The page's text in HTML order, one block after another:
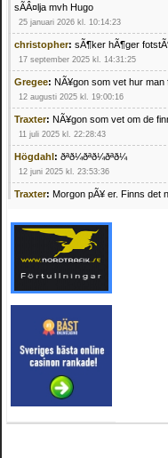
sÃÂ¤lja mvh Hugo
25 januari 2026 kl. 10:14:23
christopher: sÃ¶ker hÃ¶ger
17 september 2025 kl. 14:31:25
Gregee: NÃ¥gon som vet hur
12 augusti 2025 kl. 19:00:16
Traxter: NÃ¥gon som vet om de
11 juli 2025 kl. 22:28:43
Högdahl : ðªð¼ðªð¼ðªð¼
12 juni 2025 kl. 23:53:36
Traxter: Morgon pÃ¥ er. Finns det
Mrhandsome:SÃ¶ker defekta/
pÃ¥ 0709955029 eller
mvh Hugo
21 februari 2025 kl. 09:25:52
4 februari 2025 kl. 19:20:50
Oscar5:44
4 februari 2025 kl. 19:15:36
Greger59:NÃ¤gon som vet har en
15 januari 2025 kl. 23:49:44
Mrhandsome:SÃÂ¶ker defekta/